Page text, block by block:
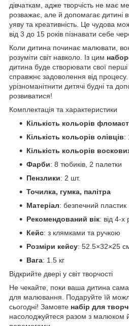
дівчаткам, адже творчість не має
розважає, але й допомагає дитині
уяву та креативність. Це чудова
від 3 до 15 років пізнавати себе
Коли дитина починає малювати,
розуміти світ навколо. Із цим
дитина буде створювати свої
справжнє задоволення від
урізноманітнити дитячі будні та
розвиватися!
Комплектація та характеристики
Кількість кольорів
Кількість кольорів олівців:
Кількість кольорів
Фарби: 8 тюбиків, 2 палетки
Пензлики: 2 шт.
Точилка, гумка, палітра
Матеріал: безпечний пластик
Рекомендований вік: від 4-х
Кейс: з клямками та ручкою
Розміри кейсу: 52.5×32×25
Вага: 1.5 кг
Відкрийте двері у світ творчості
Не чекайте, поки ваша дитина
для малювання. Подаруйте їй
сьогодні! Замовте набір для
насолоджуйтеся разом з малюком